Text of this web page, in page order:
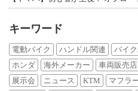
キーワード
電動バイク ハンドル関連 バイ
ホンダ
海外メーカー 車両販売店
展示会
ニュース KTM マフラ